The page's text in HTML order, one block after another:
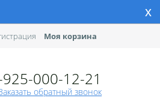
x
Моя корзина
000-12-21
обратный звонок